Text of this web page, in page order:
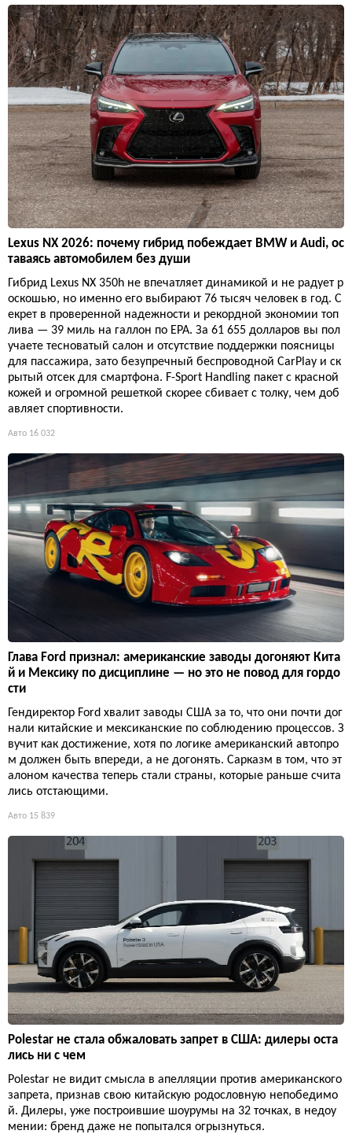
Lexus NX 2026: почему гибрид побеждает BMW и Audi, ос
таваясь автомобилем без души
Гибрид Lexus NX 350h не впечатляет динамикой и не радует р
оскошью, но именно его выбирают 76 тысяч человек в год. С
екрет в проверенной надежности и рекордной экономии топ
лива — 39 миль на галлон по EPA. За 61 655 долларов вы пол
учаете тесноватый салон и отсутствие поддержки поясницы
для пассажира, зато безупречный беспроводной CarPlay и ск
рытый отсек для смартфона. F-Sport Handling пакет с красной
кожей и огромной решеткой скорее сбивает с толку, чем доб
авляет спортивности.
Авто 16 032
Глава Ford признал: американские заводы догоняют Кита
й и Мексику по дисциплине — но это не повод для гордо
сти
Гендиректор Ford хвалит заводы США за то, что они почти дог
нали китайские и мексиканские по соблюдению процессов. З
вучит как достижение, хотя по логике американский автопро
м должен быть впереди, а не догонять. Сарказм в том, что эт
алоном качества теперь стали страны, которые раньше счита
лись отстающими.
Авто 15 839
Polestar не стала обжаловать запрет в США: дилеры оста
лись ни с чем
Polestar не видит смысла в апелляции против американского
запрета, признав свою китайскую родословную непобедимо
й. Дилеры, уже построившие шоурумы на 32 точках, в недоу
мении: бренд даже не попытался огрызнуться.